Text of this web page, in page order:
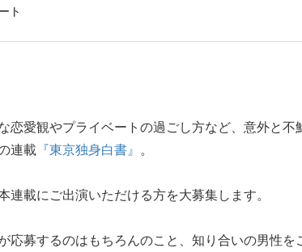
ト
恋愛観やプライベートの過ごし方など、意外と
連載 『東京独身白書』 。
連載にご出演いただける方を大募集します。
応募するのはもちろんのこと、知り合いの男性を